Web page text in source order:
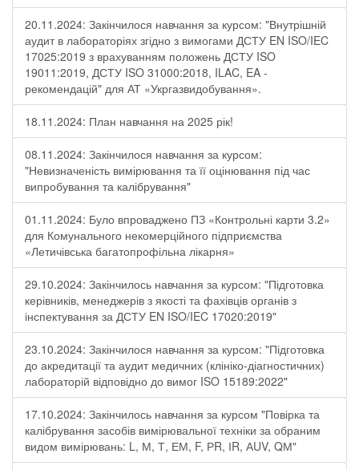
20.11.2024: Закінчилося навчання за курсом: "Внутрішній
аудит в лабораторіях згідно з вимогами ДСТУ EN ISO/IEC
17025:2019 з врахуванням положень ДСТУ ISO
19011:2019, ДСТУ ISO 31000:2018, ILAC, EA -
рекомендацій" для АТ «Укргазвидобування».
18.11.2024: План навчання на 2025 рік!
08.11.2024: Закінчилося навчання за курсом:
"Невизначеність вимірювання та її оцінювання під час
випробування та калібрування"
01.11.2024: Було впроваджено ПЗ «Контрольні карти 3.2»
для Комунального некомерційного підприємства
«Летичівська багатопрофільна лікарня»
29.10.2024: Закінчилось навчання за курсом: "Підготовка
керівників, менеджерів з якості та фахівців органів з
інспектування за ДСТУ EN ISO/IEC 17020:2019"
23.10.2024: Закінчилося навчання за курсом: "Підготовка
до акредитації та аудит медичних (клініко-діагностичних)
лабораторій відповідно до вимог ISO 15189:2022"
17.10.2024: Закінчилось навчання за курсом "Повірка та
калібрування засобів вимірювальної техніки за обраним
видом вимірювань: L, М, Т, ЕМ, F, РR, ІR, АUV, QМ"